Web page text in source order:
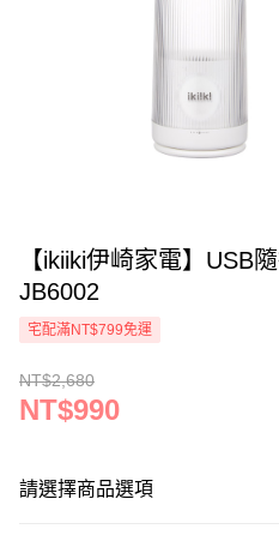
【ikiiki伊崎家電】USB
JB6002
宅配滿NT$799免運
NT$2,680
NT$990
請選擇商品選項